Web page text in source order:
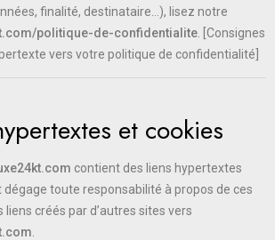
finalité, destinataire…), lisez notre
politique-de-confidentialite . [Consignes
vers votre politique de confidentialité]
et cookies
contient des liens hypertextes
dégage toute responsabilité à propos de ces
liens créés par d’autres sites vers